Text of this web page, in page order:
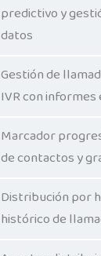
predictivo y
datos
Gestión de
IVR con
Marcador
de contactos y
Distribución por
histórico de